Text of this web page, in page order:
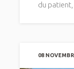
du patient,
08